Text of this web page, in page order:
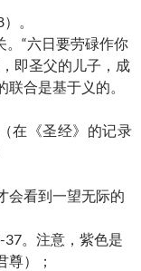
。
。“六日要劳碌作你
即圣父的儿子，成
合是基于义的。
在《圣经》的记录
会看到一望无际的
。注意，紫色是
尊）；